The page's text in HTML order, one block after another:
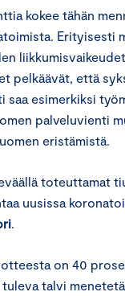
kokee tähän
Erityisesti
pelkäävät, että
esimerkiksi
palveluvienti
eristämistä.
toteuttamat
uusissa
.
on 40
talvi